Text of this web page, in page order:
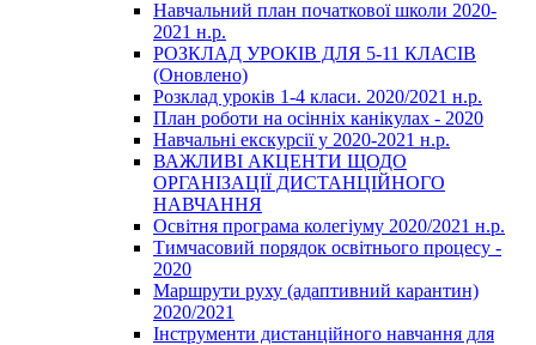
Навчальний план початкової школи 2020-
2021 н.р.
РОЗКЛАД УРОКІВ ДЛЯ 5-11 КЛАСІВ
(Оновлено)
Розклад уроків 1-4 класи. 2020/2021 н.р.
План роботи на осінніх канікулах - 2020
Навчальні екскурсії у 2020-2021 н.р.
ВАЖЛИВІ АКЦЕНТИ ЩОДО
ОРГАНІЗАЦІЇ ДИСТАНЦІЙНОГО
НАВЧАННЯ
Освітня програма колегіуму 2020/2021 н.р.
Тимчасовий порядок освітнього процесу -
2020
Маршрути руху (адаптивний карантин)
2020/2021
Інструменти дистанційного навчання для